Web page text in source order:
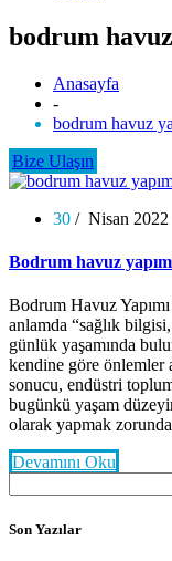
bodrum
Anasayfa
-
bodrum havuz
Bize Ulaşın
30 / Nisan 2022
Bodrum havuz
Bodrum Havuz
anlamda “sağlık
günlük yaşamında
kendine göre önlemler
sonucu, endüstri
bugünkü yaşam
olarak yapmak
Devamını Oku
Son Yazılar